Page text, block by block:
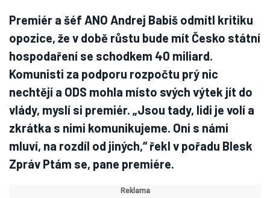
Premiér a šéf ANO Andrej Babiš odmítl kritiku
opozice, že v době růstu bude mít Česko státní
hospodaření se schodkem 40 miliard.
Komunisti za podporu rozpočtu prý nic
nechtějí a ODS mohla místo svých výtek jít do
vlády, myslí si premiér. „Jsou tady, lidi je volí a
zkrátka s nimi komunikujeme. Oni s námi
mluví, na rozdíl od jiných,“ řekl v pořadu Blesk
Zpráv Ptám se, pane premiére.